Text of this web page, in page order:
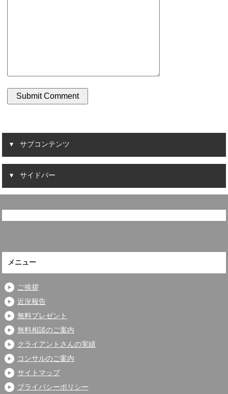
サブコンテンツ
サイドバー
メニュー
ご挨拶
近況報告
無料プレゼント
無料相談のご案内
クライアントさんの実績
コンサルのご案内
サイトマップ
プライバシーポリシー